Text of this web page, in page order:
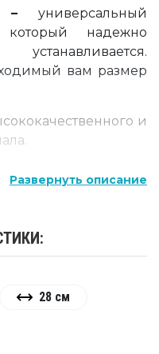
– универсальный
надежно
вам размер
и
Развернуть описание
28 см